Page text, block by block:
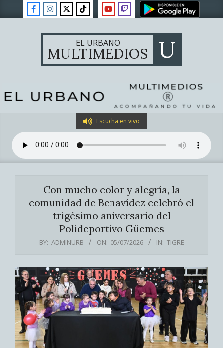
to
EL URBANO
MULTIMEDIOS U
Navigation
Menu
Escucha en vivo
Con mucho color y alegría, la
comunidad de Benavídez celebró el
trigésimo aniversario del
Polideportivo Güemes
BY: ADMINURB ON: 05/07/2026 IN: TIGRE